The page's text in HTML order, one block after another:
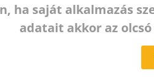
ha saját alkalmazás
adatait akkor az